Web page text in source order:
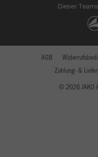
Dieser
© 2026 JAKO
AGB
Zahlung- &